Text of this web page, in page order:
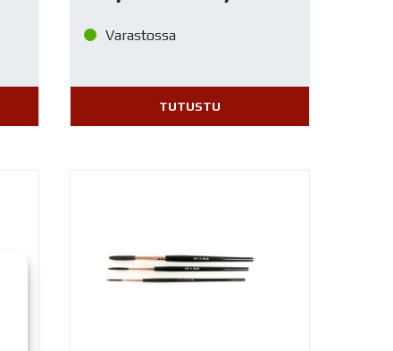
Varastossa
TUTUSTU